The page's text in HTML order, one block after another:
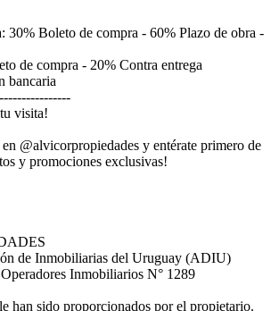
30% Boleto de compra - 60% Plazo de obra -
de compra - 20% Contra entrega
bancaria
visita!
en @alvicorpropiedades y entérate primero de
y promociones exclusivas!
de Inmobiliarias del Uruguay (ADIU)
Inmobiliarios N° 1289
han sido proporcionados por el propietario.